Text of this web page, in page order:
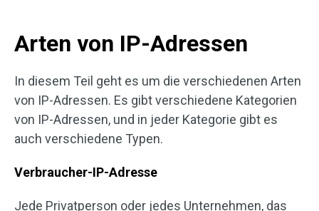
Arten von IP-Adressen
In diesem Teil geht es um die verschiedenen Arten
von IP-Adressen. Es gibt verschiedene Kategorien
von IP-Adressen, und in jeder Kategorie gibt es
auch verschiedene Typen.
Verbraucher-IP-Adresse
Jede Privatperson oder jedes Unternehmen, das